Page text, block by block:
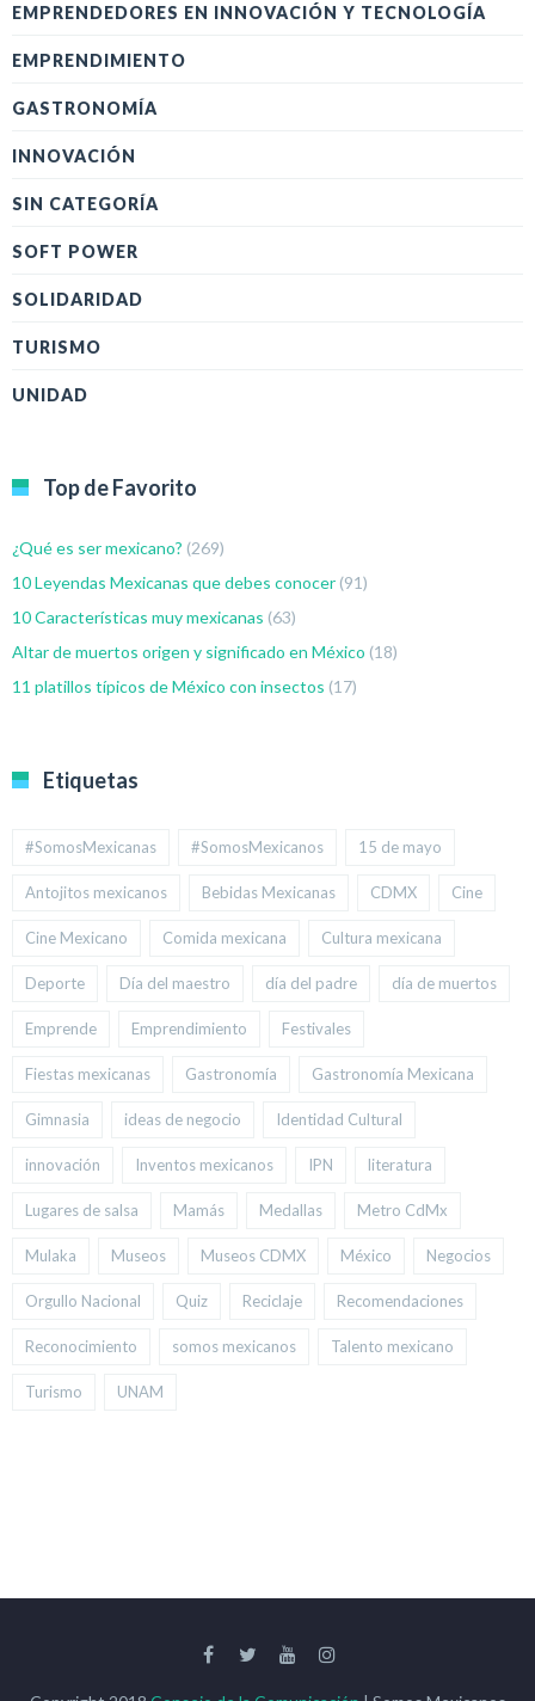
EMPRENDEDORES EN INNOVACIÓN Y TECNOLOGÍA
EMPRENDIMIENTO
GASTRONOMÍA
INNOVACIÓN
SIN CATEGORÍA
SOFT POWER
SOLIDARIDAD
TURISMO
UNIDAD
Top de Favorito
¿Qué es ser mexicano? (269)
10 Leyendas Mexicanas que debes conocer (91)
10 Características muy mexicanas (63)
Altar de muertos origen y significado en México (18)
11 platillos típicos de México con insectos (17)
Etiquetas
#SomosMexicanas #SomosMexicanos 15 de mayo
Antojitos mexicanos Bebidas Mexicanas CDMX Cine
Cine Mexicano Comida mexicana Cultura mexicana
Deporte Día del maestro día del padre día de muertos
Emprende Emprendimiento Festivales
Fiestas mexicanas Gastronomía Gastronomía Mexicana
Gimnasia ideas de negocio Identidad Cultural
innovación Inventos mexicanos IPN literatura
Lugares de salsa Mamás Medallas Metro CdMx
Mulaka Museos Museos CDMX México Negocios
Orgullo Nacional Quiz Reciclaje Recomendaciones
Reconocimiento somos mexicanos Talento mexicano
Turismo UNAM